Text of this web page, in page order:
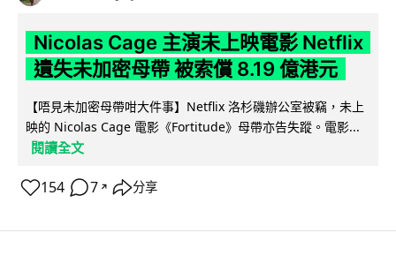
Nicolas Cage 主演未上映電影 Netflix
遺失未加密母帶 被索償 8.19 億港元
【唔見未加密母帶咁大件事】Netflix 洛杉磯辦公室被竊，未上
映的 Nicolas Cage 電影《Fortitude》母帶亦告失蹤。電影...
閱讀全文
154 7 ↗ 分享